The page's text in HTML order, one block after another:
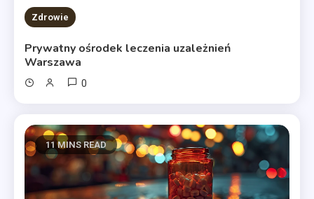
Zdrowie
Prywatny ośrodek leczenia uzależnień
Warszawa
0
11 MINS READ